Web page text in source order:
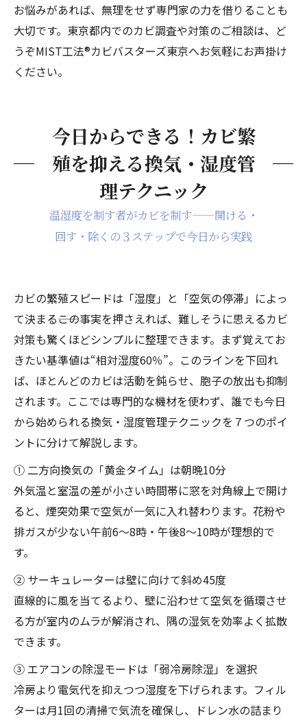
お悩みがあれば、無理をせず専門家の力を借りることも
大切です。東京都内でのカビ調査や対策のご相談は、ど
うぞMIST工法®カビバスターズ東京へお気軽にお声掛け
ください。
今日からできる！カビ繁
殖を抑える換気・湿度管
理テクニック
温湿度を制す者がカビを制す——開ける・
回す・除くの３ステップで今日から実践
カビの繁殖スピードは「湿度」と「空気の停滞」によっ
て決まる――この事実を押さえれば、難しそうに思えるカビ
対策も驚くほどシンプルに整理できます。まず覚えてお
きたい基準値は“相対湿度60％”。このラインを下回れ
ば、ほとんどのカビは活動を鈍らせ、胞子の放出も抑制
されます。ここでは専門的な機材を使わず、誰でも今日
から始められる換気・湿度管理テクニックを７つのポイ
ントに分けて解説します。
① 二方向換気の「黄金タイム」は朝晩10分
外気温と室温の差が小さい時間帯に窓を対角線上で開け
ると、煙突効果で空気が一気に入れ替わります。花粉や
排ガスが少ない午前6〜8時・午後8〜10時が理想的で
す。
② サーキュレーターは壁に向けて斜め45度
直線的に風を当てるより、壁に沿わせて空気を循環させ
る方が室内のムラが解消され、隅の湿気を効率よく拡散
できます。
③ エアコンの除湿モードは「弱冷房除湿」を選択
冷房より電気代を抑えつつ湿度を下げられます。フィル
ターは月1回の清掃で気流を確保し、ドレン水の詰まり